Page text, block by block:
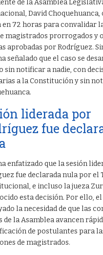
de la Asamblea
David Choquehuanca,
en 72 horas para convalidar
magistrados prorrogados y
aprobadas por Rodríguez.
señalado que el caso se
sin notificar a nadie, con
a la Constitución y sin
liderada por
fue
enfatizado que la sesión
fue declarada nula por el
e incluso la jueza
esta decisión. Por ello,
la necesidad de que las
de la Asamblea avancen
de postulantes para
de magistrados.